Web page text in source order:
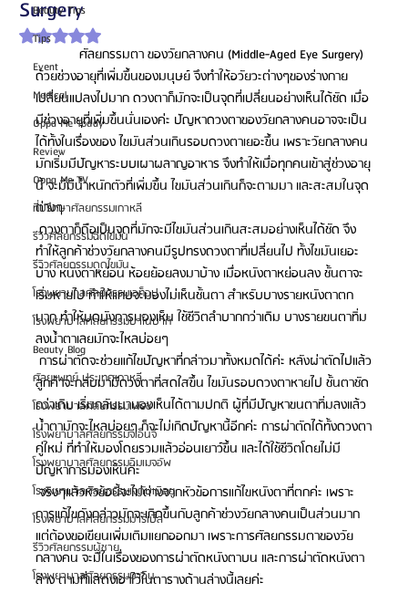
Beauty Tips
Tips
Event
Medical
Oppa Me Today
Review
Oppa Me TV
ที่ปรึกษาศัลยกรรมเกาหลี
รีวิวศัลยกรรมฉีดไขมัน
รีวิวศัลยกรรมดูดไขมัน
โรงพยาบาลศัลยกรรมเอท็อป
โรงพยาบาลศัลยกรรมบาโนบากิ
Beauty Blog
ศัลยแพทย์ ประเทศเกาหลี
โรงพยาบาลศัลยกรรมเฟรช
โรงพยาบาลศัลยกรรมจีเอ็นจี
โรงพยาบาลศัลยกรรมอิมเมจอัพ
โรงพยาบาลศัลยกรรมเจดับเบิลยู
โรงพยาบาลศัลยกรรมมาร์เบิ้ล
รีวิวศัลยกรรมผู้ชาย
โรงพยาบาลศัลยกรรมมาอิน
Surgery
ได้รับ NaN เต็ม 5 ดาว
ศัลยกรรมตา ของวัยกลางคน (Middle-Aged Eye Surgery)
ด้วยช่วงอายุที่เพิ่มขึ้นของมนุษย์ จึงทำให้อวัยวะต่างๆของร่างกาย
เปลี่ยนแปลงไปมาก ดวงตาก็มักจะเป็นจุดที่เปลี่ยนอย่างเห็นได้ชัด เมื่อ
มีช่วงอายุที่เพิ่มขึ้นนั่นเองค่ะ ปัญหาดวงตาของวัยกลางคนอาจจะเป็น
ได้ทั้งในเรื่องของ ไขมันส่วนเกินรอบดวงตาเยอะขึ้น เพราะวัยกลางคน
มักเริ่มมีปัญหาระบบเผาผลาญอาหาร จึงทำให้เมื่อทุกคนเข้าสู่ช่วงอายุ
นี้ จะมีมีน้ำหนักตัวที่เพิ่มขึ้น ไขมันส่วนเกินก็จะตามมา และสะสมในจุด
ต่างๆ
ดวงตาก็ถือเป็นจุดที่มักจะมีไขมันส่วนเกินสะสมอย่างเห็นได้ชัด จึง
ทำให้ลูกค้าช่วงวัยกลางคนมีรูปทรงดวงตาที่เปลี่ยนไป ทั้งไขมันเยอะ
บ้าง หนังตาหย่อน ห้อยย้อยลงมาบ้าง เมื่อหนังตาหย่อนลง ชั้นตาจะ
เริ่มหายไป ทำให้แทบจะมองไม่เห็นชั้นตา สำหรับบางรายหนังตาตก
มาก ทำให้บดบังการมองเห็น ใช้ชีวิตลำบากกว่าเดิม บางรายขนตาทิ่ม
ลงน้ำตาเลยมักจะไหลบ่อยๆ
การผ่าตัดจะช่วยแก้ไขปัญหาที่กล่าวมาทั้งหมดได้ค่ะ หลังผ่าตัดไปแล้ว
ลูกค้าจะกลับมามีดวงตาที่สดใสขึ้น ไขมันรอบดวงตาหายไป ชั้นตาชัด
กว่าเดิม เริ่มกลับมามองเห็นได้ตามปกติ ผู้ที่มีปัญหาขนตาทิ่มลงแล้ว
น้ำตามักจะไหลบ่อยๆ ก็จะไม่เกิดปัญหานี้อีกค่ะ การผ่าตัดได้ทั้งดวงตา
คู่ใหม่ ที่ทำให้มองโดยรวมแล้วอ่อนเยาว์ขึ้น และได้ใช้ชีวิตโดยไม่มี
ปัญหาการมองเห็นค่ะ
จริงๆแล้วหัวข้อนี้จะไม่ต่างจากหัวข้อการแก้ไขหนังตาที่ตกค่ะ เพราะ
การแก้ไขดังกล่าวมักจะเกิดขึ้นกับลูกค้าช่วงวัยกลางคนเป็นส่วนมาก
แต่ต้องขอเขียนเพิ่มเติมแยกออกมา เพราะการศัลยกรรมตาของวัย
กลางคน จะมีในเรื่องของการผ่าตัดหนังตาบน และการผ่าตัดหนังตา
ล่าง ตามที่แสดงเอาไว้ในตารางด้านล่างนี้เลยค่ะ